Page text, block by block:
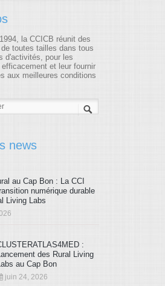
la CCICB réunit des
toutes tailles dans tous
d'activités, pour les
efficacement et leur fournir
aux meilleures conditions
news
au Cap Bon : La CCI
numérique durable
Living Labs
:
des Rural Living
au Cap Bon
juin 24, 2026